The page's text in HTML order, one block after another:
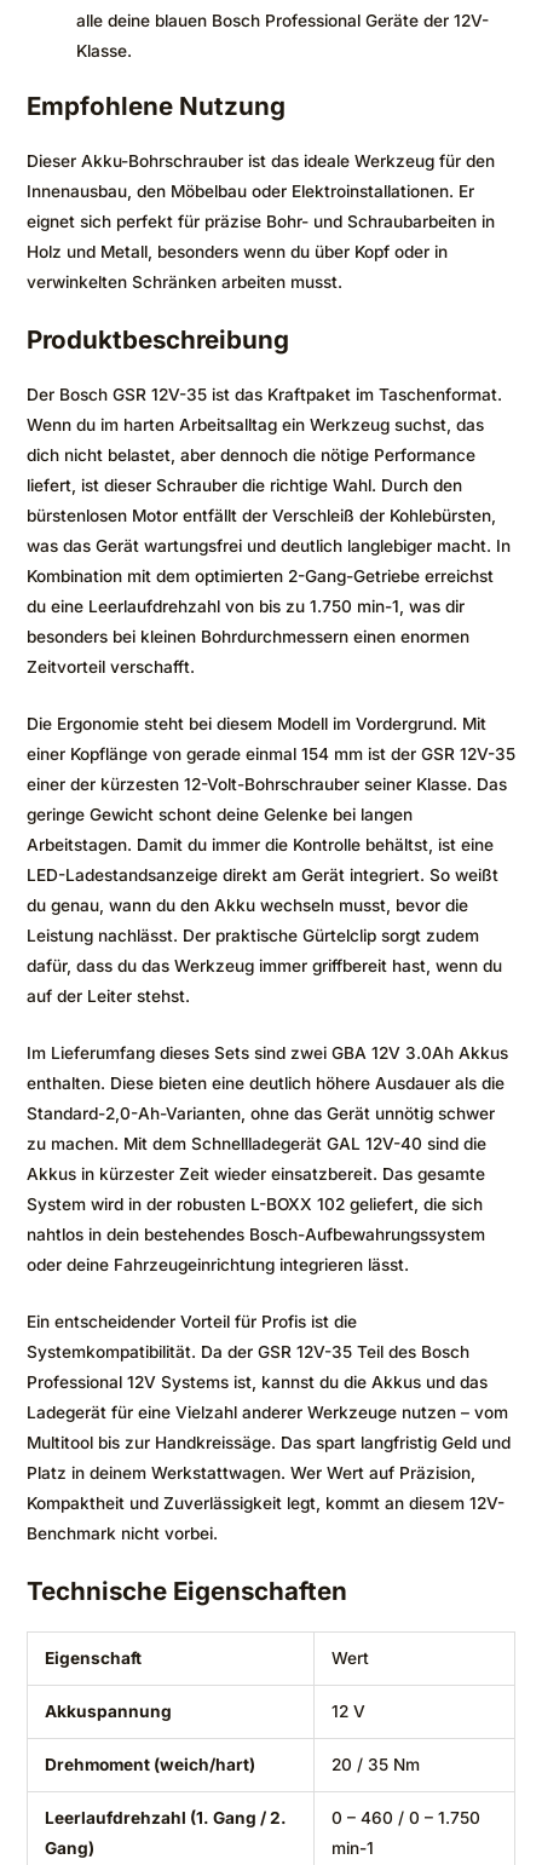
alle deine blauen Bosch Professional Geräte der 12V-
Klasse.
Empfohlene Nutzung
Dieser Akku-Bohrschrauber ist das ideale Werkzeug für den
Innenausbau, den Möbelbau oder Elektroinstallationen. Er
eignet sich perfekt für präzise Bohr- und Schraubarbeiten in
Holz und Metall, besonders wenn du über Kopf oder in
verwinkelten Schränken arbeiten musst.
Produktbeschreibung
Der Bosch GSR 12V-35 ist das Kraftpaket im Taschenformat.
Wenn du im harten Arbeitsalltag ein Werkzeug suchst, das
dich nicht belastet, aber dennoch die nötige Performance
liefert, ist dieser Schrauber die richtige Wahl. Durch den
bürstenlosen Motor entfällt der Verschleiß der Kohlebürsten,
was das Gerät wartungsfrei und deutlich langlebiger macht. In
Kombination mit dem optimierten 2-Gang-Getriebe erreichst
du eine Leerlaufdrehzahl von bis zu 1.750 min-1, was dir
besonders bei kleinen Bohrdurchmessern einen enormen
Zeitvorteil verschafft.
Die Ergonomie steht bei diesem Modell im Vordergrund. Mit
einer Kopflänge von gerade einmal 154 mm ist der GSR 12V-35
einer der kürzesten 12-Volt-Bohrschrauber seiner Klasse. Das
geringe Gewicht schont deine Gelenke bei langen
Arbeitstagen. Damit du immer die Kontrolle behältst, ist eine
LED-Ladestandsanzeige direkt am Gerät integriert. So weißt
du genau, wann du den Akku wechseln musst, bevor die
Leistung nachlässt. Der praktische Gürtelclip sorgt zudem
dafür, dass du das Werkzeug immer griffbereit hast, wenn du
auf der Leiter stehst.
Im Lieferumfang dieses Sets sind zwei GBA 12V 3.0Ah Akkus
enthalten. Diese bieten eine deutlich höhere Ausdauer als die
Standard-2,0-Ah-Varianten, ohne das Gerät unnötig schwer
zu machen. Mit dem Schnellladegerät GAL 12V-40 sind die
Akkus in kürzester Zeit wieder einsatzbereit. Das gesamte
System wird in der robusten L-BOXX 102 geliefert, die sich
nahtlos in dein bestehendes Bosch-Aufbewahrungssystem
oder deine Fahrzeugeinrichtung integrieren lässt.
Ein entscheidender Vorteil für Profis ist die
Systemkompatibilität. Da der GSR 12V-35 Teil des Bosch
Professional 12V Systems ist, kannst du die Akkus und das
Ladegerät für eine Vielzahl anderer Werkzeuge nutzen – vom
Multitool bis zur Handkreissäge. Das spart langfristig Geld und
Platz in deinem Werkstattwagen. Wer Wert auf Präzision,
Kompaktheit und Zuverlässigkeit legt, kommt an diesem 12V-
Benchmark nicht vorbei.
Technische Eigenschaften
Eigenschaft Wert
Akkuspannung 12 V
Drehmoment (weich/hart) 20 / 35 Nm
Leerlaufdrehzahl (1. Gang / 2.
Gang)
0 – 460 / 0 – 1.750
min-1